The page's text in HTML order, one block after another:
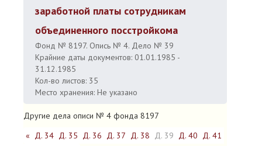
заработной платы сотрудникам
объединенного посстройкома
Фонд № 8197. Опись № 4. Дело № 39
Крайние даты документов: 01.01.1985 -
31.12.1985
Кол-во листов: 35
Место хранения: Не указано
Другие дела описи № 4 фонда 8197
« Д. 34 Д. 35 Д. 36 Д. 37 Д. 38 Д. 39 Д. 40 Д. 41